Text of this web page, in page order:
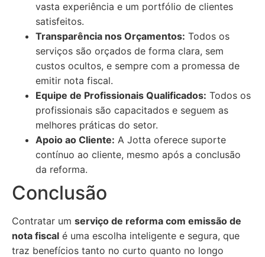
vasta experiência e um portfólio de clientes
satisfeitos.
Transparência nos Orçamentos: Todos os
serviços são orçados de forma clara, sem
custos ocultos, e sempre com a promessa de
emitir nota fiscal.
Equipe de Profissionais Qualificados: Todos os
profissionais são capacitados e seguem as
melhores práticas do setor.
Apoio ao Cliente: A Jotta oferece suporte
contínuo ao cliente, mesmo após a conclusão
da reforma.
Conclusão
Contratar um serviço de reforma com emissão de
nota fiscal é uma escolha inteligente e segura, que
traz benefícios tanto no curto quanto no longo